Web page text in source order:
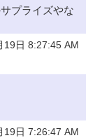
プライズやな
19日 8:27:45 AM
19日 7:26:47 AM